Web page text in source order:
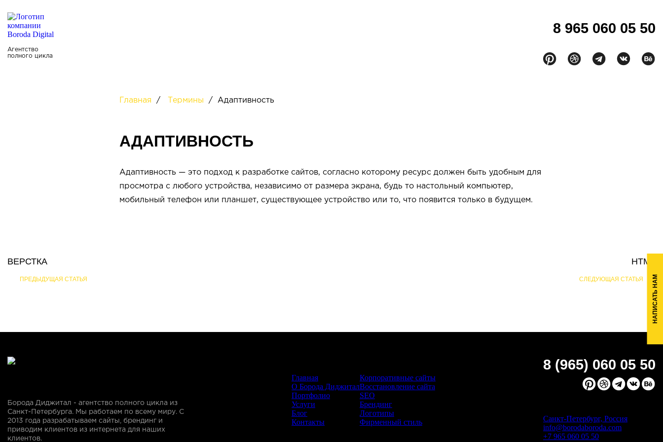
Агентство
полного цикла
8 965 060 05 50
Главная / Термины / Адаптивность
АДАПТИВНОСТЬ
Адаптивность — это подход к разработке сайтов, согласно которому ресурс должен быть удобным для
просмотра с любого устройства, независимо от размера экрана, будь то настольный компьютер,
мобильный телефон или планшет, существующее устройство или то, что появится только в будущем.
ВЕРСТКА
ПРЕДЫДУЩАЯ СТАТЬЯ
HTML
СЛЕДУЮЩАЯ СТАТЬЯ
Борода Диджитал - агентство полного цикла из
Санкт-Петербурга. Мы работаем по всему миру. С
2013 года разрабатываем сайты, брендинг и
приводим клиентов из интернета для наших
клиентов.
Главная
О Борода Диджитал
Портфолио
Услуги
Блог
Контакты
Корпоративные сайты
Восстановление сайта
SEO
Брендинг
Логотипы
Фирменный стиль
8 (965) 060 05 50
Санкт-Петербург, Россия
info@borodaboroda.com
+7 965 060 05 50
НАПИСАТЬ НАМ